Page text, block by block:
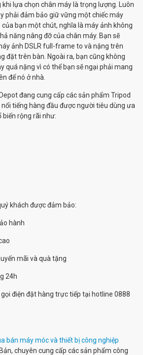
lựa chọn chân máy là trọng lượng. Luôn
phải đảm bảo giữ vững một chiếc máy
bạn một chút, nghĩa là máy ảnh không
năng nâng đỡ của chân máy. Bạn sẽ
ảnh DSLR full-frame to và nặng trên
đặt trên bàn. Ngoài ra, bạn cũng không
quá nặng vì có thể bạn sẽ ngại phải mang
để nó ở nhà.
đang cung cấp các sản phẩm Tripod
tiếng hàng đầu được người tiêu dùng ưa
biến rộng rãi như:
khách được đảm bảo:
hành
mãi và quà tặng
24h
điện đặt hàng trực tiếp tại hotline 0888
bán máy móc và thiết bị công nghiệp
chuyên cung cấp các sản phẩm công